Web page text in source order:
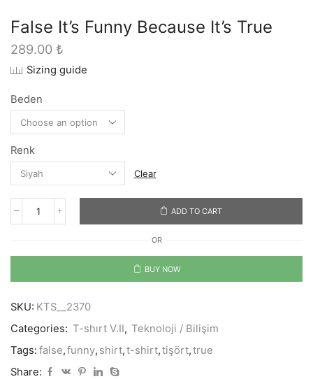
False It’s Funny Because It’s True
289.00 ₺
Sizing guide
Beden
Renk
Clear
False
Because
True
ADD TO CART
OR
BUY NOW
SKU: KTS__2370
Categories: T-shırt V.II, Teknoloji / Bilişim
Tags: false,funny, shirt,t-shirt,tişört,true
Share: